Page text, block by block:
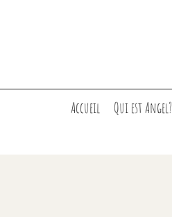
Accueil Qui est Angel?